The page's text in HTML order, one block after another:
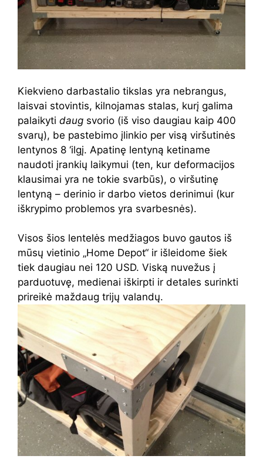
Kiekvieno darbastalio tikslas yra nebrangus,
laisvai stovintis, kilnojamas stalas, kurį galima
palaikyti daug svorio (iš viso daugiau kaip 400
svarų), be pastebimo įlinkio per visą viršutinės
lentynos 8 ‘ilgį. Apatinę lentyną ketiname
naudoti įrankių laikymui (ten, kur deformacijos
klausimai yra ne tokie svarbūs), o viršutinę
lentyną – derinio ir darbo vietos derinimui (kur
iškrypimo problemos yra svarbesnės).
Visos šios lentelės medžiagos buvo gautos iš
mūsų vietinio „Home Depot“ ir išleidome šiek
tiek daugiau nei 120 USD. Viską nuvežus į
parduotuvę, medienai iškirpti ir detales surinkti
prireikė maždaug trijų valandų.